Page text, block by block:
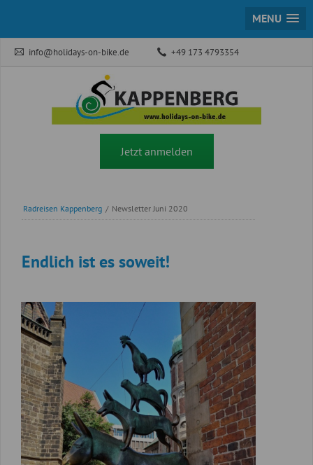
MENU
info@holidays-on-bike.de +49 173 4793354
Jetzt anmelden
Radreisen Kappenberg / Newsletter Juni 2020
Endlich ist es soweit!